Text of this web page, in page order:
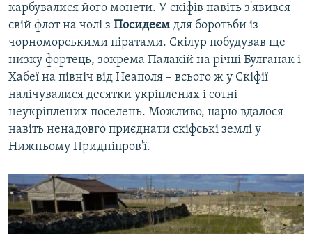
карбувалися його монети. У скіфів навіть з'явився
свій флот на чолі з Посидеєм для боротьби із
чорноморськими піратами. Скілур побудував ще
низку фортець, зокрема Палакій на річці Булганак і
Хабеї на північ від Неаполя – всього ж у Скіфії
налічувалися десятки укріплених і сотні
неукріплених поселень. Можливо, царю вдалося
навіть ненадовго приєднати скіфські землі у
Нижньому Придніпров'ї.